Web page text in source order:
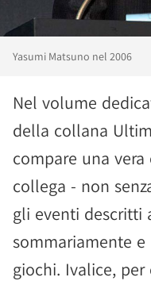
Yasumi Matsuno nel 2006
Nel volume
della collana
compare una
collega - non
gli eventi descritti
sommariamente
giochi. Ivalice,